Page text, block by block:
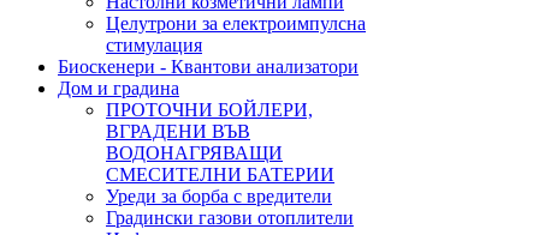
Целутрони за електроимпулсна
стимулация
Биоскенери - Квантови анализатори
Дом и градина
ПРОТОЧНИ БОЙЛЕРИ,
ВГРАДЕНИ ВЪВ
ВОДОНАГРЯВАЩИ
СМЕСИТЕЛНИ БАТЕРИИ
Уреди за борба с вредители
Градински газови отоплители